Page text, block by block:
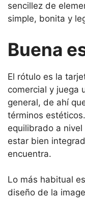
sencillez de
simple, bonita y
Buena
El rótulo es la
comercial y juega
general, de ahí
términos
equilibrado a
estar bien
encuentra.
Lo más habitual
diseño de la